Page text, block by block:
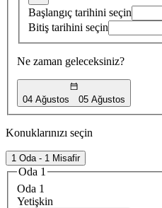
Başlangıç tarihini seçin
Bitiş tarihini seçin
Ne zaman geleceksiniz?
04 Ağustos 05 Ağustos
Konuklarınızı seçin
1 Oda - 1 Misafir
Oda 1
Oda 1
Yetişkin